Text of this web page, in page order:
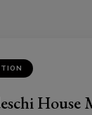
House